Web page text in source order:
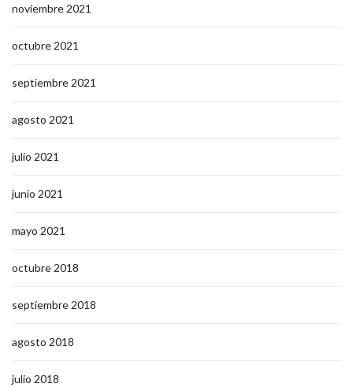
noviembre 2021
octubre 2021
septiembre 2021
agosto 2021
julio 2021
junio 2021
mayo 2021
octubre 2018
septiembre 2018
agosto 2018
julio 2018